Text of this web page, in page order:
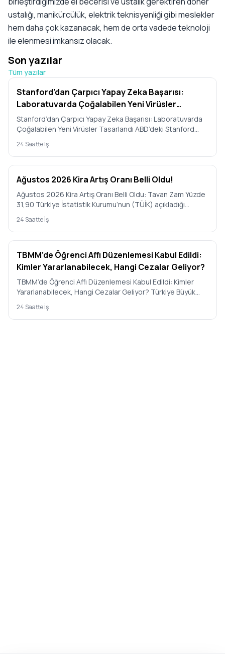
ustalığı, manikürcülük, elektrik teknisyenliği gibi meslekler
hem daha çok kazanacak, hem de orta vadede teknoloji
ile elenmesi imkansız olacak.
Son yazılar
Tüm yazılar
Stanford’dan Çarpıcı Yapay Zeka Başarısı:
Laboratuvarda Çoğalabilen Yeni Virüsler
Tasarlandı
Stanford’dan Çarpıcı Yapay Zeka Başarısı: Laboratuvarda
Çoğalabilen Yeni Virüsler Tasarlandı ABD’deki Stanford
Üniversit…
24 Saatte İş
Ağustos 2026 Kira Artış Oranı Belli Oldu!
Ağustos 2026 Kira Artış Oranı Belli Oldu: Tavan Zam Yüzde
31,90 Türkiye İstatistik Kurumu’nun (TÜİK) açıkladığı
Temmuz 2…
24 Saatte İş
TBMM’de Öğrenci Affı Düzenlemesi Kabul Edildi:
Kimler Yararlanabilecek, Hangi Cezalar Geliyor?
TBMM’de Öğrenci Affı Düzenlemesi Kabul Edildi: Kimler
Yararlanabilecek, Hangi Cezalar Geliyor? Türkiye Büyük
Millet Mecl…
24 Saatte İş